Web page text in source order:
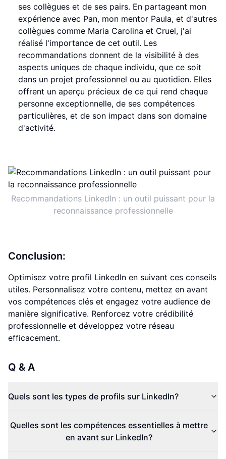
ses collègues et de ses pairs. En partageant mon
expérience avec Pan, mon mentor Paula, et d'autres
collègues comme Maria Carolina et Cruel, j'ai
réalisé l'importance de cet outil. Les
recommandations donnent de la visibilité à des
aspects uniques de chaque individu, que ce soit
dans un projet professionnel ou au quotidien. Elles
offrent un aperçu précieux de ce qui rend chaque
personne exceptionnelle, de ses compétences
particulières, et de son impact dans son domaine
d'activité.
Recommandations LinkedIn : un outil puissant pour la
reconnaissance professionnelle
Conclusion:
Optimisez votre profil LinkedIn en suivant ces conseils
utiles. Personnalisez votre contenu, mettez en avant
vos compétences clés et engagez votre audience de
manière significative. Renforcez votre crédibilité
professionnelle et développez votre réseau
efficacement.
Q & A
Quels sont les types de profils sur LinkedIn?
Quelles sont les compétences essentielles à mettre
en avant sur LinkedIn?